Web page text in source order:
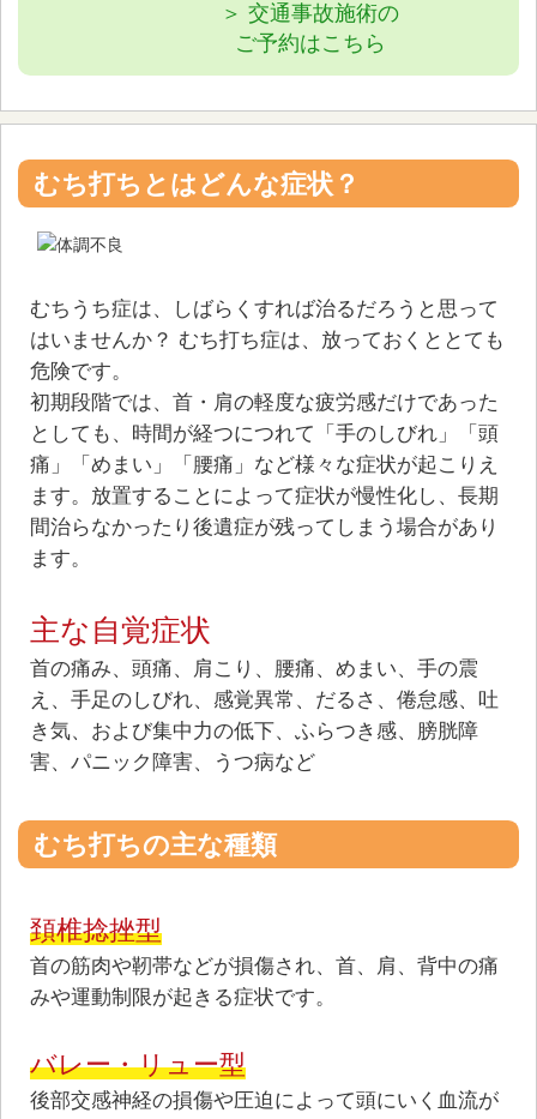
＞ 交通事故施術の
ご予約はこちら
むち打ちとはどんな症状？
むちうち症は、しばらくすれば治るだろうと思って
はいませんか？ むち打ち症は、放っておくととても
危険です。
初期段階では、⾸・肩の軽度な疲労感だけであった
としても、時間が経つにつれて「⼿のしびれ」「頭
痛」「めまい」「腰痛」など様々な症状が起こりえ
ます。放置することによって症状が慢性化し、⻑期
間治らなかったり後遺症が残ってしまう場合があり
ます。
主な⾃覚症状
⾸の痛み、頭痛、肩こり、腰痛、めまい、⼿の震
え、⼿⾜のしびれ、感覚異常、だるさ、倦怠感、吐
き気、および集中⼒の低下、ふらつき感、膀胱障
害、パニック障害、うつ病など
むち打ちの主な種類
頚椎捻挫型
⾸の筋⾁や靭帯などが損傷され、⾸、肩、背中の痛
みや運動制限が起きる症状です。
バレー・リュー型
後部交感神経の損傷や圧迫によって頭にいく⾎流が